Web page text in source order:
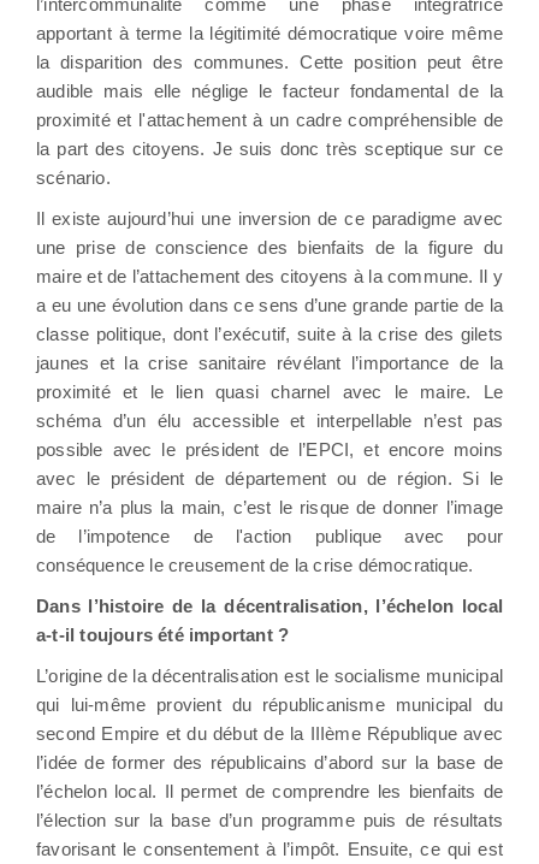
l’intercommunalité comme une phase intégratrice
apportant à terme la légitimité démocratique voire même
la disparition des communes. Cette position peut être
audible mais elle néglige le facteur fondamental de la
proximité et l'attachement à un cadre compréhensible de
la part des citoyens. Je suis donc très sceptique sur ce
scénario.
Il existe aujourd’hui une inversion de ce paradigme avec
une prise de conscience des bienfaits de la figure du
maire et de l’attachement des citoyens à la commune. Il y
a eu une évolution dans ce sens d’une grande partie de la
classe politique, dont l’exécutif, suite à la crise des gilets
jaunes et la crise sanitaire révélant l’importance de la
proximité et le lien quasi charnel avec le maire. Le
schéma d’un élu accessible et interpellable n’est pas
possible avec le président de l’EPCI, et encore moins
avec le président de département ou de région. Si le
maire n’a plus la main, c’est le risque de donner l’image
de l’impotence de l'action publique avec pour
conséquence le creusement de la crise démocratique.
Dans l’histoire de la décentralisation, l’échelon local
a-t-il toujours été important ?
L’origine de la décentralisation est le socialisme municipal
qui lui-même provient du républicanisme municipal du
second Empire et du début de la IIIème République avec
l’idée de former des républicains d’abord sur la base de
l’échelon local. Il permet de comprendre les bienfaits de
l’élection sur la base d’un programme puis de résultats
favorisant le consentement à l’impôt. Ensuite, ce qui est